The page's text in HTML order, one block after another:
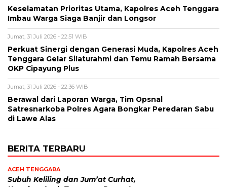
Keselamatan Prioritas Utama, Kapolres Aceh Tenggara
Imbau Warga Siaga Banjir dan Longsor
Jumat, 31 Juli 2026 - 22:51 WIB
Perkuat Sinergi dengan Generasi Muda, Kapolres Aceh
Tenggara Gelar Silaturahmi dan Temu Ramah Bersama
OKP Cipayung Plus
Jumat, 31 Juli 2026 - 22:36 WIB
Berawal dari Laporan Warga, Tim Opsnal
Satresnarkoba Polres Agara Bongkar Peredaran Sabu
di Lawe Alas
BERITA TERBARU
ACEH TENGGARA
Subuh Keliling dan Jum’at Curhat,